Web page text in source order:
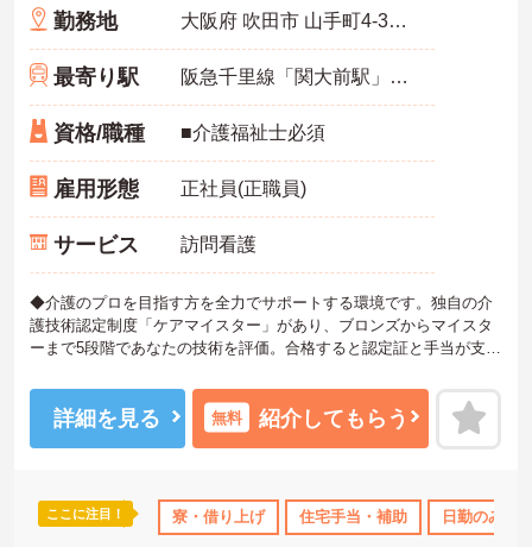
勤務地 大阪府 吹田市 山手町4-31-21
最寄り駅 阪急千里線「関大前駅」徒歩18分
資格/職種 ■介護福祉士必須
雇用形態 正社員(正職員)
サービス 訪問看護
◆介護のプロを目指す方を全力でサポートする環境です。独自の介
護技術認定制度「ケアマイスター」があり、ブロンズからマイスタ
ーまで5段階であなたの技術を評価。合格すると認定証と手当が支給
◆スタッフ同士の繋がりを大切にするため「サンクスバッジ」とい
う素敵な制度を導入しています。スマホやパソコンから、部署や施
設を超えた仲間に「ありがとう」のバッジを送り合う仕組みで、毎
い雰囲気の職場です。また、「もっとこうしたら良くなるかも！」
という現場の小さなアイデアを大切にしており、入社1日目から誰で
詳細を見る 無料 紹介してもらう
ここに注目！ 寮・借り上げ 住宅手当・補助 日勤のみ